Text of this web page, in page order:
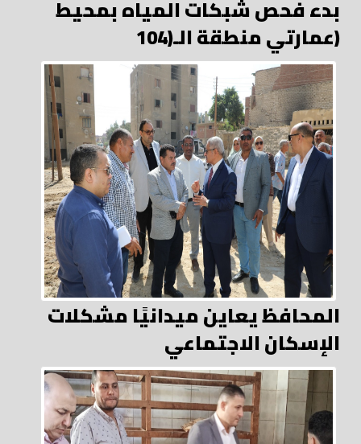
بدء فحص شبكات المياه بمحيط
عمارتي منطقة الـ(104)
المحافظ يعاين ميدانيًا مشكلات
الإسكان الاجتماعي